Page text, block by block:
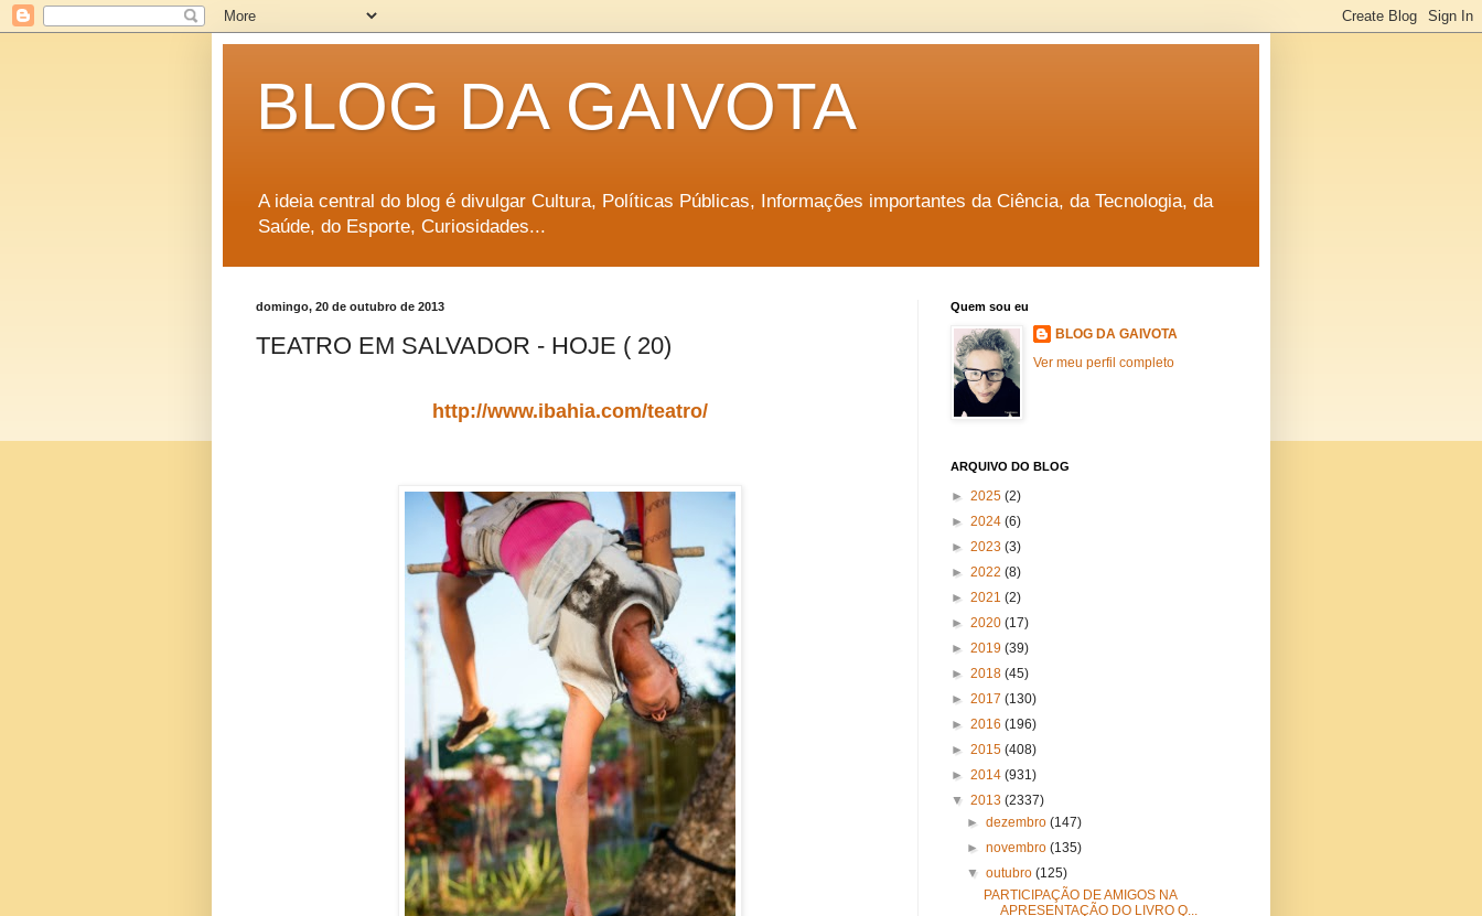
BLOG DA GAIVOTA
A ideia central do blog é divulgar Cultura, Políticas Públicas, Informações importantes da Ciência, da Tecnologia, da
Saúde, do Esporte, Curiosidades...
domingo, 20 de outubro de 2013
TEATRO EM SALVADOR - HOJE ( 20)
http://www.ibahia.com/teatro/
Quem sou eu
BLOG DA GAIVOTA
Ver meu perfil completo
ARQUIVO DO BLOG
► 2025 (2)
► 2024 (6)
► 2023 (3)
► 2022 (8)
► 2021 (2)
► 2020 (17)
► 2019 (39)
► 2018 (45)
► 2017 (130)
► 2016 (196)
► 2015 (408)
► 2014 (931)
▼ 2013 (2337)
►dezembro(147)
►novembro(135)
▼outubro(125)
PARTICIPAÇÃO DE AMIGOS NA
APRESENTAÇÃO DO LIVRO Q...